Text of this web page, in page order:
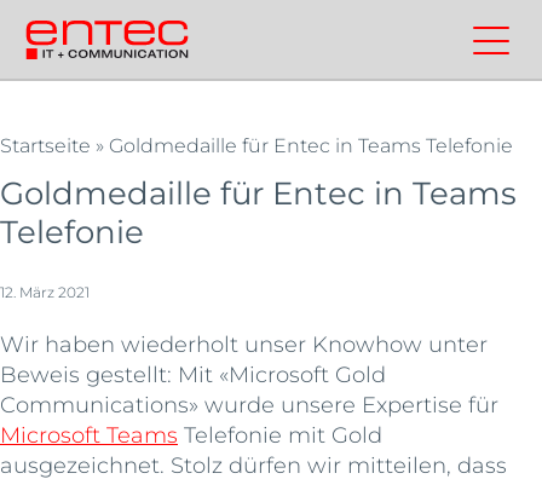
Zum
Inhalt
springen
Entec
|
Outsourcing
und
Cloud
Schweiz
Kontakt Suchen
Startseite » Goldmedaille für Entec in Teams Telefonie
Goldmedaille für Entec in Teams
Telefonie
12. März 2021
Wir haben wiederholt unser Knowhow unter
Beweis gestellt: Mit «Microsoft Gold
Communications» wurde unsere Expertise für
Microsoft Teams Telefonie mit Gold
ausgezeichnet. Stolz dürfen wir mitteilen, dass